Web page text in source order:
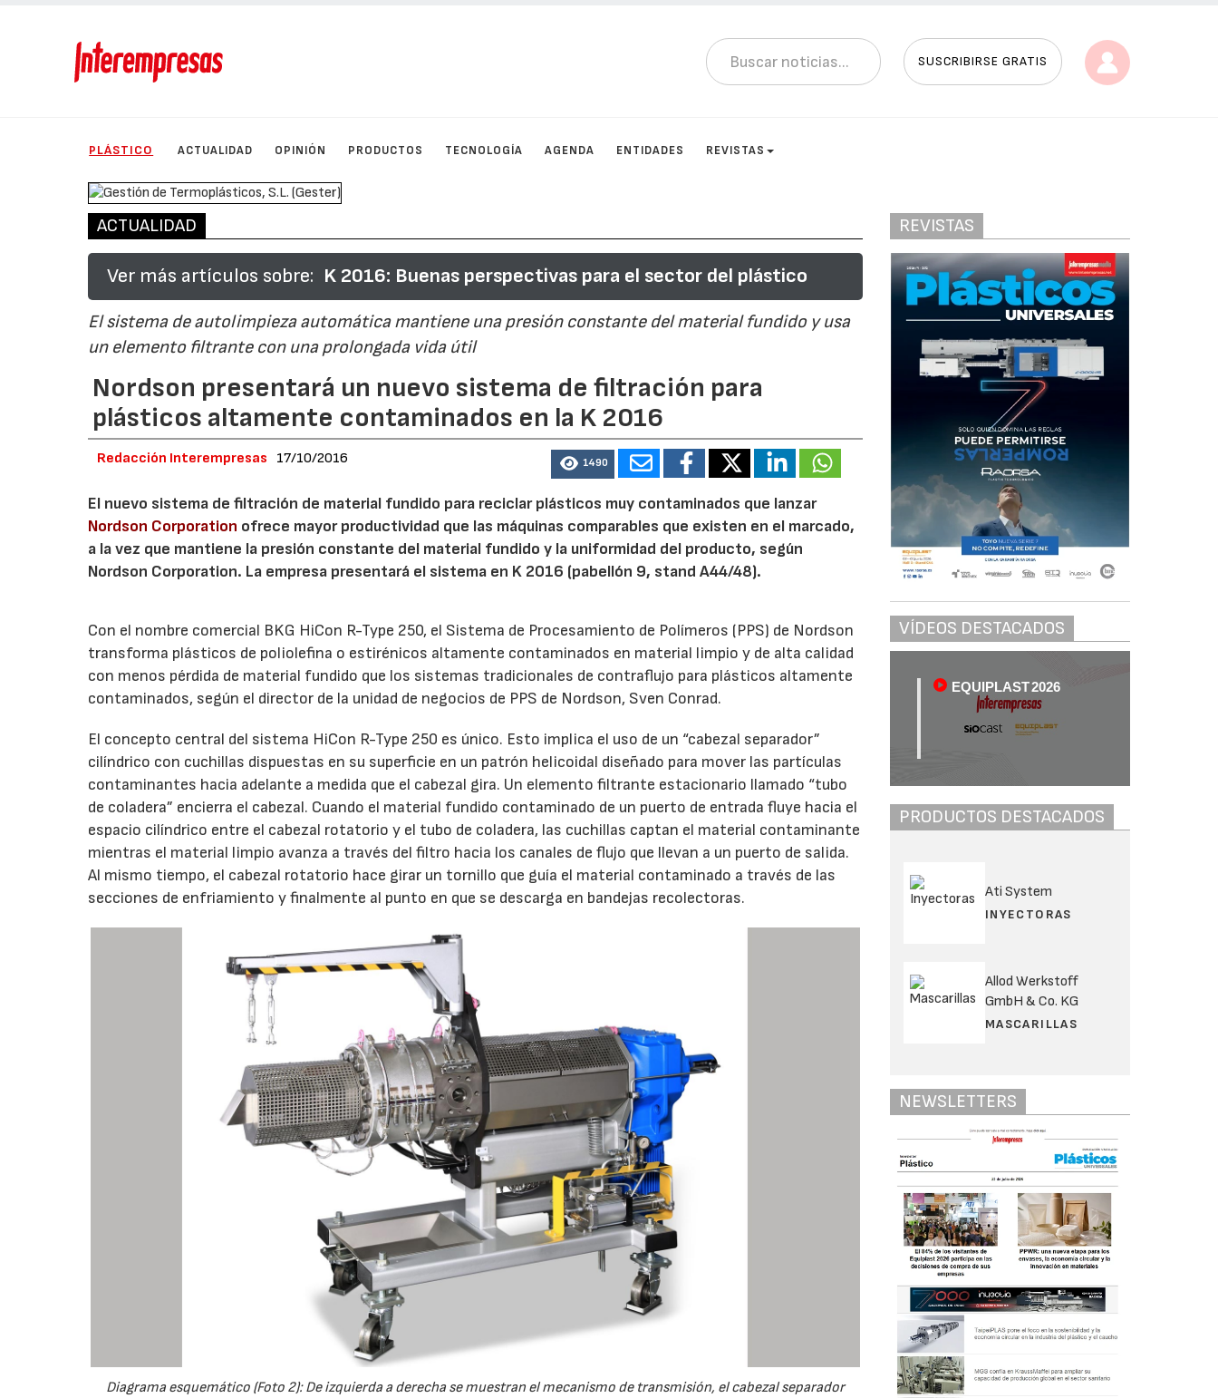
SUSCRIBIRSE GRATIS
PLÁSTICO ACTUALIDAD OPINIÓN PRODUCTOS TECNOLOGÍA AGENDA ENTIDADES REVISTAS
ACTUALIDAD
Ver más artículos sobre: K 2016: Buenas perspectivas para el sector del plástico
El sistema de autolimpieza automática mantiene una presión constante del material fundido y usa
un elemento filtrante con una prolongada vida útil
Nordson presentará un nuevo sistema de filtración para
plásticos altamente contaminados en la K 2016
Redacción Interempresas 17/10/2016 1490
El nuevo sistema de filtración de material fundido para reciclar plásticos muy contaminados que lanzar
Nordson Corporation ofrece mayor productividad que las máquinas comparables que existen en el marcado,
a la vez que mantiene la presión constante del material fundido y la uniformidad del producto, según
Nordson Corporation. La empresa presentará el sistema en K 2016 (pabellón 9, stand A44/48).
Con el nombre comercial BKG HiCon R-Type 250, el Sistema de Procesamiento de Polímeros (PPS) de Nordson
transforma plásticos de poliolefina o estirénicos altamente contaminados en material limpio y de alta calidad
con menos pérdida de material fundido que los sistemas tradicionales de contraflujo para plásticos altamente
contaminados, según el director de la unidad de negocios de PPS de Nordson, Sven Conrad.
El concepto central del sistema HiCon R-Type 250 es único. Esto implica el uso de un “cabezal separador”
cilíndrico con cuchillas dispuestas en su superficie en un patrón helicoidal diseñado para mover las partículas
contaminantes hacia adelante a medida que el cabezal gira. Un elemento filtrante estacionario llamado “tubo
de coladera” encierra el cabezal. Cuando el material fundido contaminado de un puerto de entrada fluye hacia el
espacio cilíndrico entre el cabezal rotatorio y el tubo de coladera, las cuchillas captan el material contaminante
mientras el material limpio avanza a través del filtro hacia los canales de flujo que llevan a un puerto de salida.
Al mismo tiempo, el cabezal rotatorio hace girar un tornillo que guía el material contaminado a través de las
secciones de enfriamiento y finalmente al punto en que se descarga en bandejas recolectoras.
Diagrama esquemático (Foto 2): De izquierda a derecha se muestran el mecanismo de transmisión, el cabezal separador
REVISTAS
VÍDEOS DESTACADOS
EQUIPLAST 2026
PRODUCTOS DESTACADOS
Ati System
INYECTORAS
Allod Werkstoff
GmbH & Co. KG
MASCARILLAS
NEWSLETTERS